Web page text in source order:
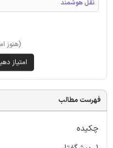
نقل هوشمند
(هنوز
فهرست مطالب
چکیده